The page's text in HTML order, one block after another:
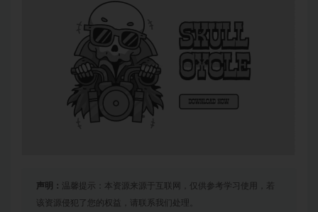
声明： 温馨提示：本资源来源于互联网，仅供参考学习使用，若
该资源侵犯了您的权益，请联系我们处理。